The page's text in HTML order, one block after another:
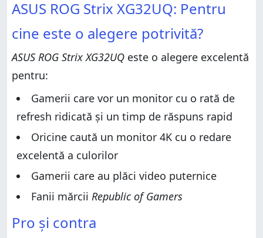
Pro și contra
Verdict
Despachetarea monitorului ASUS ROG Strix XG32UQ
Specificații hardware
Experiența de utilizare a lui ASUS ROG Strix XG32UQ
Ce părere ai despre ASUS ROG Strix XG32UQ?
potrivită?
Verdict
Despachetarea monitorului ASUS ROG Strix XG32UQ
Specificații hardware
Experiența de utilizare a lui ASUS ROG Strix XG32UQ
Ce părere ai despre ASUS ROG Strix XG32UQ?
ASUS ROG Strix XG32UQ: Pentru
cine este o alegere potrivită?
ASUS ROG Strix XG32UQ este o alegere excelentă
pentru:
Gamerii care vor un monitor cu o rată de
refresh ridicată și un timp de răspuns rapid
Oricine caută un monitor 4K cu o redare
excelentă a culorilor
Gamerii care au plăci video puternice
Fanii mărcii Republic of Gamers
Pro și contra